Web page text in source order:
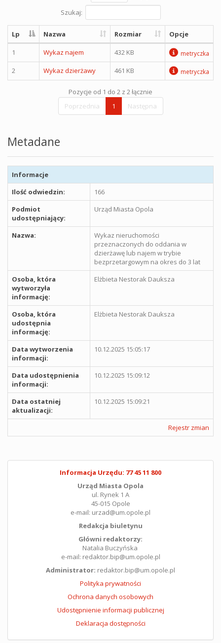
Szukaj:
Lp Nazwa Rozmiar Opcje
1 Wykaz najem 432 KB metryczka
2 Wykaz dzierżawy 461 KB metryczka
Pozycje od 1 do 2 z 2 łącznie
Poprzednia
1 Następna
Metadane
Informacje
Ilość odwiedzin:
166
Podmiot
udostępniający:
Urząd Miasta Opola
Nazwa:
Wykaz nieruchomości
przeznaczonych do oddania w
dzierżawę lub najem w trybie
bezprzetargowym na okres do 3 lat
Osoba, która
wytworzyła
informację:
Elżbieta Nestorak Dauksza
Osoba, która
udostępnia
informację:
Elżbieta Nestorak Dauksza
Data wytworzenia
informacji:
10.12.2025 15:05:17
Data udostępnienia
informacji:
10.12.2025 15:09:12
Data ostatniej
aktualizacji:
10.12.2025 15:09:21
Rejestr zmian
Informacja Urzędu: 77 45 11 800
Urząd Miasta Opola
ul. Rynek 1 A
45-015 Opole
e-mail: urzad@um.opole.pl
Redakcja biuletynu
Główni redaktorzy:
Natalia Buczyńska
e-mail: redaktor.bip@um.opole.pl
Administrator: redaktor.bip@um.opole.pl
Polityka prywatności
Ochrona danych osobowych
Udostępnienie informacji publicznej
Deklaracja dostępności